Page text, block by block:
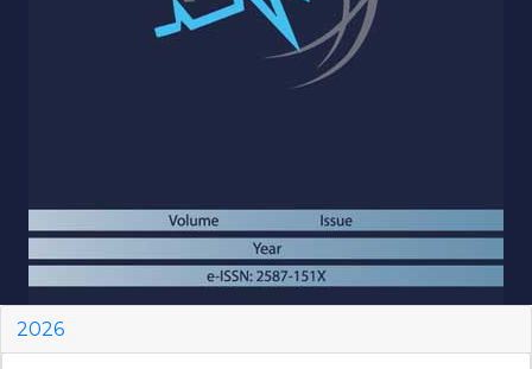
2026